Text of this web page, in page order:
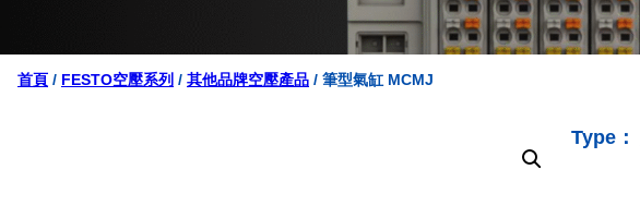
首頁 / FESTO空壓系列 / 其他品牌空壓產品 / 筆型氣缸 MCMJ
Type：